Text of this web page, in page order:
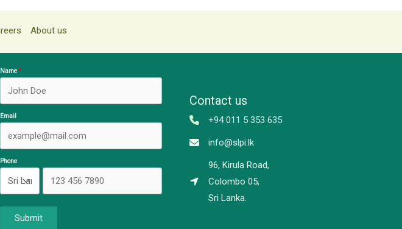
About us
Name
Email
Phone
Submit
Contact us
+94 011 5 353 635
info@slpi.lk
96, Kirula Road,
Colombo 05,
Sri Lanka.